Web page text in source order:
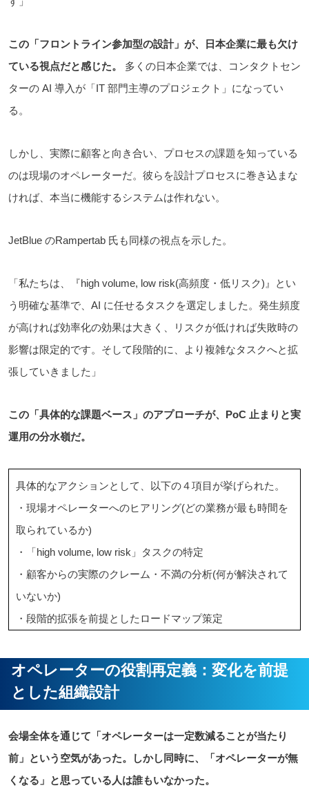
この「フロントライン参加型の設計」が、日本企業に最も欠け
ている視点だと感じた。 多くの日本企業では、コンタクトセン
ターの AI 導入が「IT 部門主導のプロジェクト」になってい
る。
しかし、実際に顧客と向き合い、プロセスの課題を知っている
のは現場のオペレーターだ。彼らを設計プロセスに巻き込まな
ければ、本当に機能するシステムは作れない。
JetBlue のRampertab 氏も同様の視点を示した。
「私たちは、『high volume, low risk(高頻度・低リスク)』とい
う明確な基準で、AI に任せるタスクを選定しました。発生頻度
が高ければ効率化の効果は大きく、リスクが低ければ失敗時の
影響は限定的です。そして段階的に、より複雑なタスクへと拡
張していきました」
この「具体的な課題ベース」のアプローチが、PoC 止まりと実
運用の分水嶺だ。
具体的なアクションとして、以下の４項目が挙げられた。
・現場オペレーターへのヒアリング(どの業務が最も時間を
取られているか)
・「high volume, low risk」タスクの特定
・顧客からの実際のクレーム・不満の分析(何が解決されて
いないか)
・段階的拡張を前提としたロードマップ策定
オペレーターの役割再定義：変化を前提
とした組織設計
会場全体を通じて「オペレーターは一定数減ることが当たり
前」という空気があった。しかし同時に、「オペレーターが無
くなる」と思っている人は誰もいなかった。